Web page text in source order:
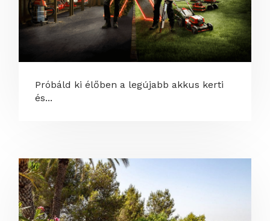
Próbáld ki élőben a legújabb akkus kerti
és...